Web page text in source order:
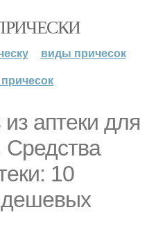
виды причесок
аптеки для
Средства
10
дешевых